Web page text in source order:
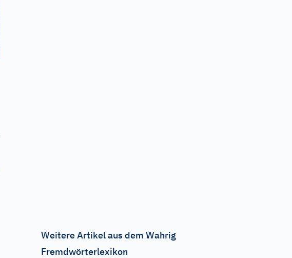
Weitere Artikel aus dem Wahrig
Fremdwörterlexikon